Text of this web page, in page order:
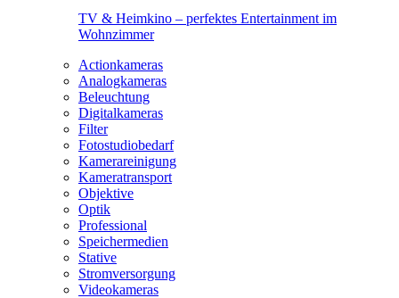
TV & Heimkino – perfektes Entertainment im
Wohnzimmer
Actionkameras
Analogkameras
Beleuchtung
Digitalkameras
Filter
Fotostudiobedarf
Kamerareinigung
Kameratransport
Objektive
Optik
Professional
Speichermedien
Stative
Stromversorgung
Videokameras